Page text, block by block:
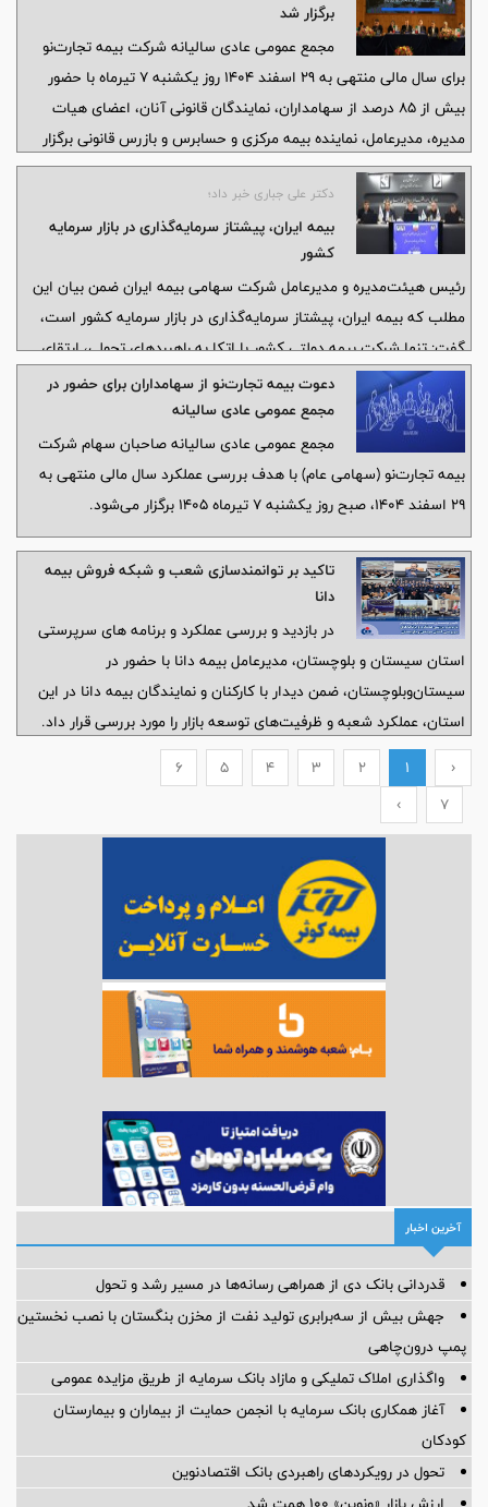
برگزار شد
مجمع عمومی عادی سالیانه شرکت بیمه تجارت‌نو
برای سال مالی منتهی به 29 اسفند 1404 روز یکشنبه 7 تیرماه با حضور
بیش از 85 درصد از سهامداران، نمایندگان قانونی آنان، اعضای هیات
مدیره، مدیرعامل، نماینده بیمه مرکزی و حسابرس و بازرس قانونی برگزار
شد.
دکتر علی جباری خبر داد؛
بیمه ایران، پیشتاز سرمایه‌گذاری در بازار سرمایه
کشور
رئیس هیئت‌مدیره و مدیرعامل شرکت سهامی بیمه ایران ضمن بیان این
مطلب که بیمه ایران، پیشتاز سرمایه‌گذاری در بازار سرمایه کشور است،
گفت: تنها شرکت بیمه دولتی کشور با اتکا به راهبردهای تحولی، ارتقای
توان مالی، مدیریت بهینه منابع و تمرکز بر پرتفوی کیفی، مسیر تازه‌ای از
رشد، رقابت‌پذیری و نقش‌آفرینی مؤثر در صنعت بیمه و بازار سرمایه را
دنبال می‌کند.
دعوت بیمه تجارت‌نو از سهامداران برای حضور در
مجمع عمومی عادی سالیانه
مجمع عمومی عادی سالیانه صاحبان سهام شرکت
بیمه تجارت‌نو (سهامی عام) با هدف بررسی عملکرد سال مالی منتهی به
۲۹ اسفند ۱۴۰۴، صبح روز یکشنبه ۷ تیرماه ۱۴۰۵ برگزار می‌شود.
تاكید بر توانمندسازی شعب و شبكه فروش بیمه
دانا
در‌ بازدید و بررسی عملکرد و برنامه های سرپرستی
استان سیستان و بلوچستان، مدیرعامل بیمه دانا با حضور در
سیستان‌و‌بلوچستان، ضمن دیدار با کارکنان و نمایندگان بیمه دانا در این
استان، عملکرد شعبه و ظرفیت‌های توسعه بازار را مورد بررسی قرار داد.
‹
1
2
3
4
5
6
7
›
آخرین اخبار
قدردانی بانک دی از همراهی رسانه‌ها در مسیر رشد و تحول
جهش بیش از سه‌برابری تولید نفت از مخزن بنگستان با نصب نخستین
پمپ درون‌چاهی
واگذاری املاک تملیکی و مازاد بانک سرمایه از طریق مزایده عمومی